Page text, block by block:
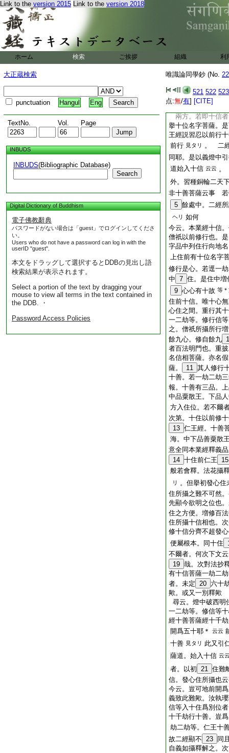
Link to the version 2015 Link to the version 2018
ホーム 検索 ご挨拶 組織 利
大正蔵検索
punctuation Hangul Eng
TextNo. Vol. Page
INBUDS
INBUDS(Bibliographic Database)
Search
Digital Dictionary of Buddhism
電子佛教辭典
パスワードがない場合は「guest」でログインしてくださ
い。
Users who do not have a password can log in with the
userID "guest".
本文をドラッグして選択するとDDBの見出し語
検索結果が表示されます。
Select a portion of the text by dragging your
mouse to view all terms in the text contained in
the DDB. ・
Password Access Policies
唯識論同學鈔 (No.
521 522 523
点:無/有] [CITE]
文標初發心住。出
心住所攝也。是以見
此文了。即顯十信
同故有多少
僧祇行云事 若依之
祇十信也 見タリ
仁王十善道
問。仁王般若經中
者十善菩薩者。爲
兩方。若即十信
擧十位名字菩薩。
王經説習忍以前行
前行 見タリ
。 二
同耶。是以義燈中
道始入十信 云云 。
外。習種銅輪二天
非十善菩薩云事 若
5 餘處中。二經
ヘリ 如何
今云。本業經十信
僧祇以前修行也。
字品中列住行向地
上住前有十位名字
修行是心。若逕一
中 7 住。是住中増
9 心心有十故 等
住前十信。唯十心
心住之間。重行其
一二劫等。修行信
之。僧祇所攝所行
餘九心。修自餘九
者百法明門也。重
名信相菩薩。亦名
薩。
11 其人修行
十善。若一劫二劫
報。十善有三品。
中品粟散王。下品
方入住位。若不爾
次第。十住以前修
13 仁王經。十善
海。中下品善粟散
意全同本業經釋義
14 十住前仁王
15
般若會釋。法花攝
リ
。但擧初發心住
住所攝之難不可然
先顯今欲明之位也
住之方便。増修百
住所攝十信相也。
修十信分齊不超發
便屬根本。同十住
不爾者。何次下文
19 哉。次對法抄
有十信菩薩一劫二
者。未定 20 六十
歟。或又一別釋歟
尋云。燈中破西明
一二劫等。修信等
經十善菩薩經十千
開爲五十耶＊
云云
十善 見タリ
此又引
薩道。始入十信 云
者。以初 21 住難
信。發心住所攝也
今云。豈可地前開
義致此難歟。汝執
信等入十住爲別位
十千劫行十善。豈
劫二劫等。仁王十
故二經顯不 23
同
自義如攝釋解之。